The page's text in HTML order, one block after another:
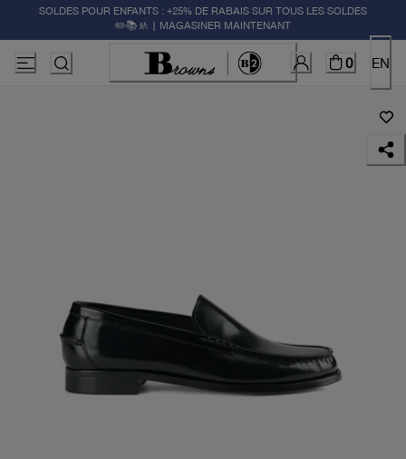
SOLDES POUR ENFANTS : +25% DE RABAIS SUR TOUS LES SOLDES
✏️📚🚸 | MAGASINER MAINTENANT
0 EN